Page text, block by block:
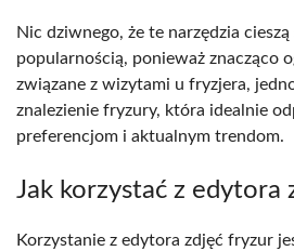
Nic dziwnego, że te narzędzia cieszą
popularnością, ponieważ znacząco
związane z wizytami u fryzjera,
znalezienie fryzury, która idealnie
preferencjom i aktualnym trendom.
Jak korzystać z edytora
Korzystanie z edytora zdjęć fryzur